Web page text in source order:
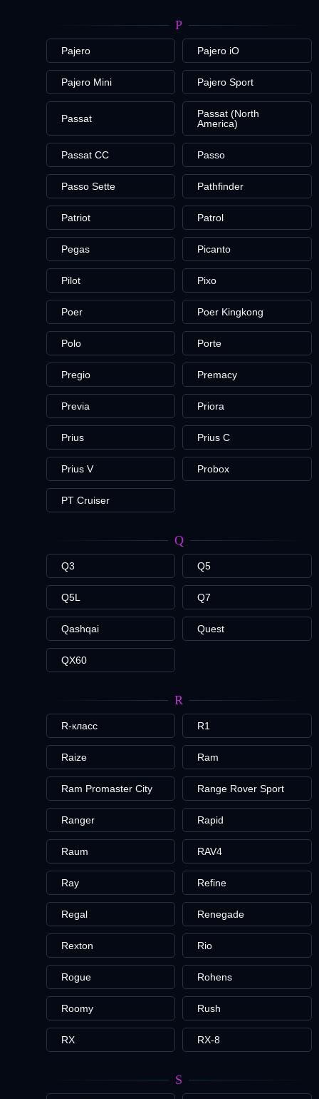
P
Pajero Pajero iO
Pajero Mini Pajero Sport
Passat
Passat (North
America)
Passat CC Passo
Passo Sette Pathfinder
Patriot Patrol
Pegas Picanto
Pilot Pixo
Poer Poer Kingkong
Polo Porte
Pregio Premacy
Previa Priora
Prius Prius C
Prius V Probox
PT Cruiser
Q
Q3 Q5
Q5L Q7
Qashqai Quest
QX60
R
R-класс R1
Raize Ram
Ram Promaster City Range Rover Sport
Ranger Rapid
Raum RAV4
Ray Refine
Regal Renegade
Rexton Rio
Rogue Rohens
Roomy Rush
RX RX-8
S